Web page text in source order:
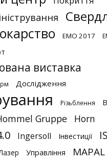
EMO 2017
виставка
Дослідження
Різьблення
Gruppe Horn
Ingersoll Інвестиції
Управління MAPAL